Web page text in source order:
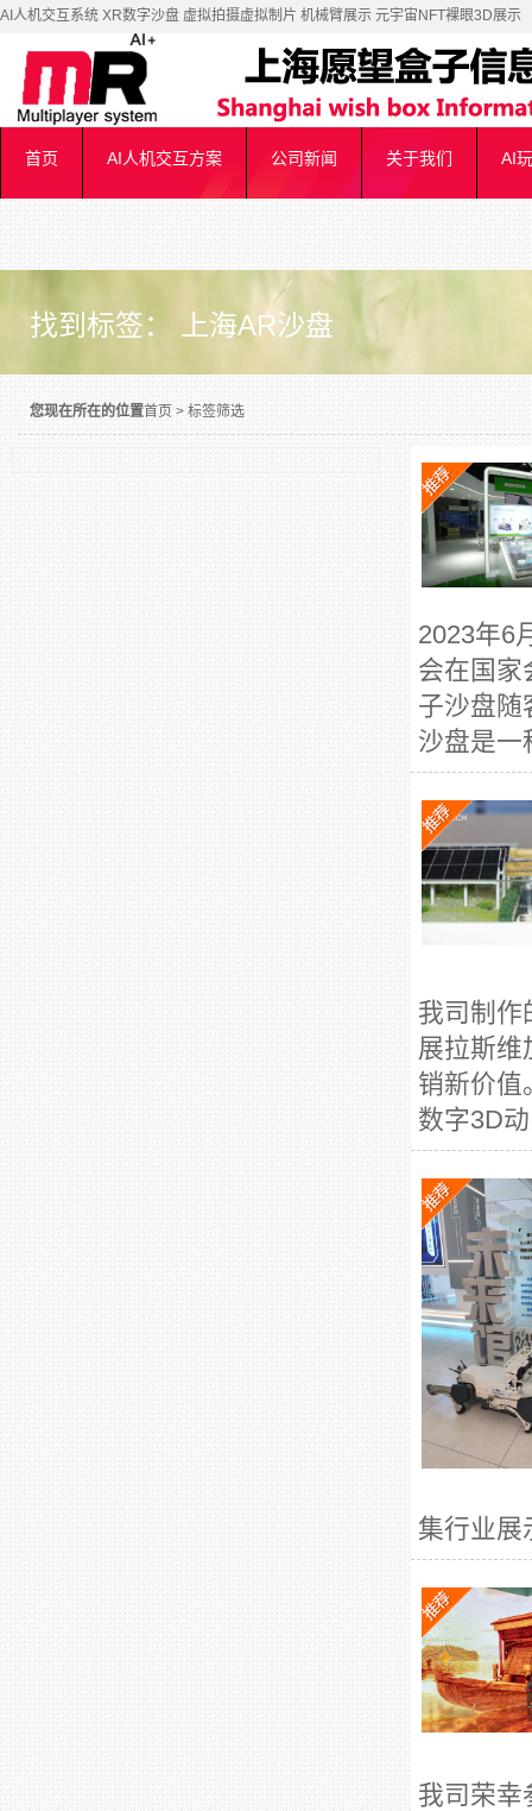
AI人机交互系统 XR数字沙盘 虚拟拍摄虚拟制片 机械臂展示 元宇宙NFT裸眼3D展示
首页 AI人机交互方案 公司新闻 关于我们 AI
找到标签： 上海AR沙盘
您现在所在的位置首页 > 标签筛选
2023年6
会在国家
子沙盘随
沙盘是一
我司制作
展拉斯维
销新价值
数字3D
集行业展
我司荣幸